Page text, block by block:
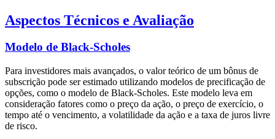
Aspectos Técnicos e Avaliação
Modelo de Black-Scholes
Para investidores mais avançados, o valor teórico de um bônus de
subscrição pode ser estimado utilizando modelos de precificação de
opções, como o modelo de Black-Scholes. Este modelo leva em
consideração fatores como o preço da ação, o preço de exercício, o
tempo até o vencimento, a volatilidade da ação e a taxa de juros livre
de risco.